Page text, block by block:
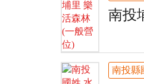
南投
南投縣